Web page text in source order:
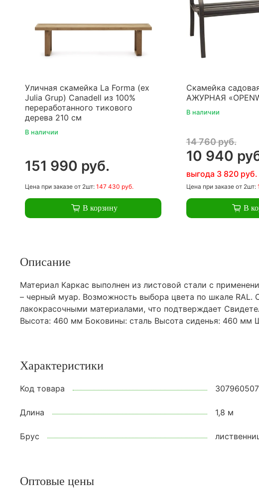
Уличная скамейка La Forma (ex
Julia Grup) Canadell из 100%
переработанного тикового
дерева 210 см
В наличии
151 990 руб.
Цена при заказе от 2шт: 147 430 руб.
В корзину
Скамейка
АЖУРНАЯ
В наличии
14 760 руб.
10 940
выгода 3 820
Цена при заказеот 2шт:
В
Описание
Материал Каркас выполнен из листовой стали с
– черный муар. Возможность выбора цвета по шкале
лакокрасочными материалами, что подтверждает
Высота: 460 мм Боковины: сталь Высота сиденья: 460 мм
Характеристики
Код товара 307960507
Длина 1,8 м
Брус
Оптовые цены